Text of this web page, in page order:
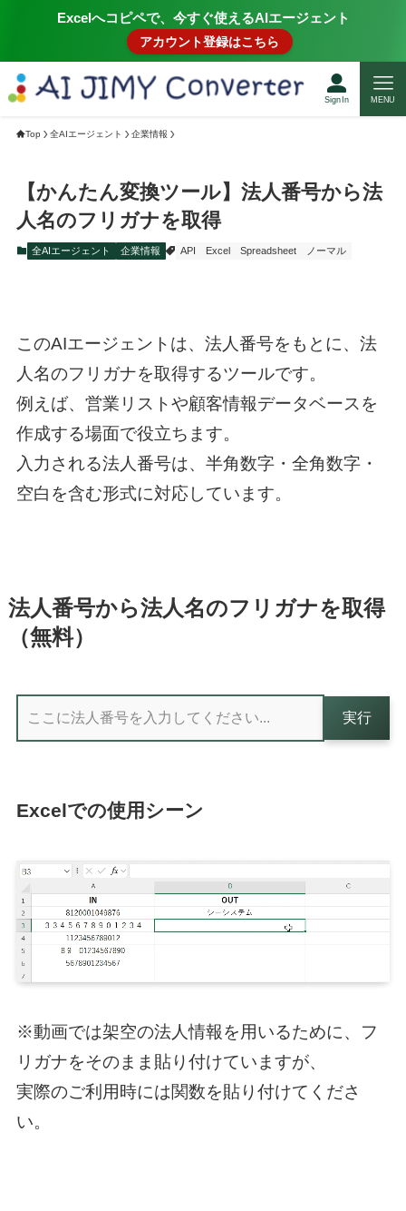
Excelへコピペで、今すぐ使えるAIエージェント
アカウント登録はこちら
SignIn MENU
Top 全AIエージェント 企業情報
【かんたん変換ツール】法人番号から法
人名のフリガナを取得
全AIエージェント 企業情報 API Excel Spreadsheet ノーマル
このAIエージェントは、法人番号をもとに、法
人名のフリガナを取得するツールです。
例えば、営業リストや顧客情報データベースを
作成する場面で役立ちます。
入力される法人番号は、半角数字・全角数字・
空白を含む形式に対応しています。
法人番号から法人名のフリガナを取得
（無料）
実行
Excelでの使用シーン
※動画では架空の法人情報を用いるために、フ
リガナをそのまま貼り付けていますが、
実際のご利用時には関数を貼り付けてくださ
い。